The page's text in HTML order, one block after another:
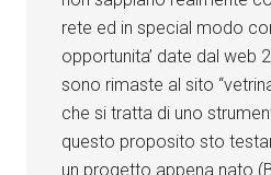
rete ed in special modo
opportunita’ date dal web
sono rimaste al sito
che si tratta di uno
questo proposito sto
un progetto appena nato